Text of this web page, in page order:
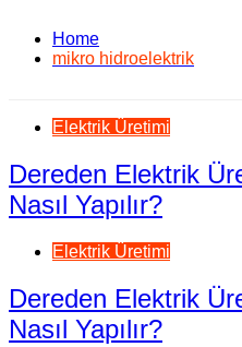
Home
mikro hidroelektrik
Elektrik Üretimi
Dereden Elektrik
Nasıl Yapılır?
Elektrik Üretimi
Dereden Elektrik
Nasıl Yapılır?